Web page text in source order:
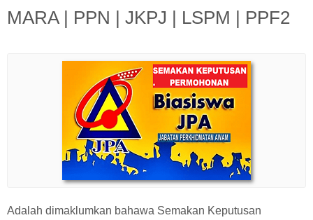
MARA | PPN | JKPJ | LSPM | PPF2
Adalah dimaklumkan bahawa Semakan Keputusan